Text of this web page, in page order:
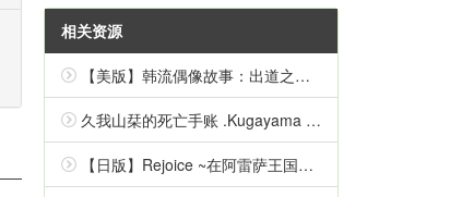
相关资源
【美版】韩流偶像故事：出道之路 .K-Pop Idol Stories: Road to Debut 英语
久我山栞的死亡手账 .Kugayama Shiori's Death Diary 中文
【日版】Rejoice ~在阿雷萨王国的彼方~ 日语